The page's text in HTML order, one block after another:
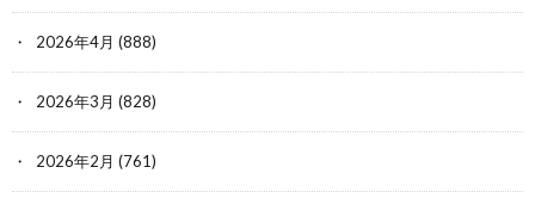
2026年4月 (888)
2026年3月 (828)
2026年2月 (761)